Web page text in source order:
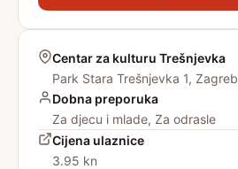
Centar za kulturu Trešnjevka
Park Stara Trešnjevka 1, Zagreb
Dobna preporuka
Za djecu i mlade, Za odrasle
Cijena ulaznice
3.95 kn